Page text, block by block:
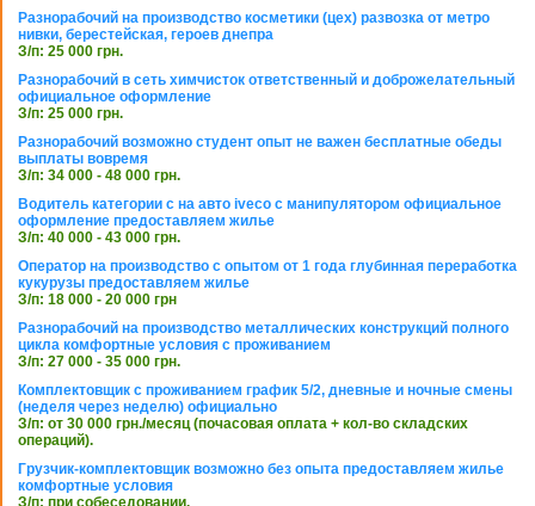
Разнорабочий на производство косметики (цех) развозка от метро
нивки, берестейская, героев днепра
З/п: 25 000 грн.
Разнорабочий в сеть химчисток ответственный и доброжелательный
официальное оформление
З/п: 25 000 грн.
Разнорабочий возможно студент опыт не важен бесплатные обеды
выплаты вовремя
З/п: 34 000 - 48 000 грн.
Водитель категории с на авто iveco с манипулятором официальное
оформление предоставляем жилье
З/п: 40 000 - 43 000 грн.
Оператор на производство с опытом от 1 года глубинная переработка
кукурузы предоставляем жилье
З/п: 18 000 - 20 000 грн
Разнорабочий на производство металлических конструкций полного
цикла комфортные условия с проживанием
З/п: 27 000 - 35 000 грн.
Комплектовщик с проживанием график 5/2, дневные и ночные смены
(неделя через неделю) официально
З/п: от 30 000 грн./месяц (почасовая оплата + кол-во складских
операций).
Грузчик-комплектовщик возможно без опыта предоставляем жилье
комфортные условия